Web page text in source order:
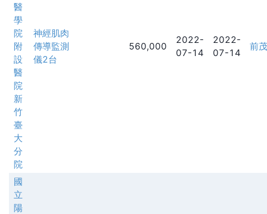
醫
學
院
附
設
醫
院
新
竹
臺
大
分
院
神經肌肉
傳導監測
儀2台
560,000
2022-
07-14
2022-
07-14
前
國
立
陽